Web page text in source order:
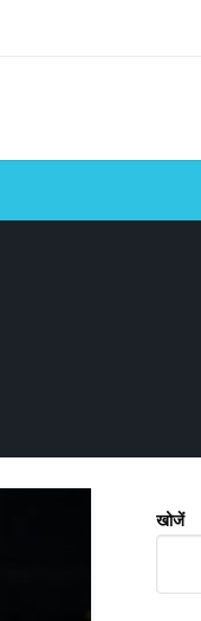
खोजें